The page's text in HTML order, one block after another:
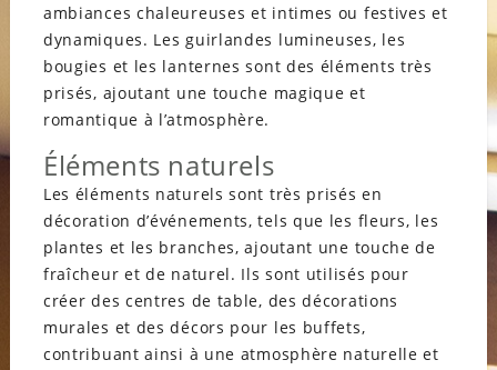
ambiances chaleureuses et intimes ou festives et
dynamiques. Les guirlandes lumineuses, les
bougies et les lanternes sont des éléments très
prisés, ajoutant une touche magique et
romantique à l’atmosphère.
Éléments naturels
Les éléments naturels sont très prisés en
décoration d’événements, tels que les fleurs, les
plantes et les branches, ajoutant une touche de
fraîcheur et de naturel. Ils sont utilisés pour
créer des centres de table, des décorations
murales et des décors pour les buffets,
contribuant ainsi à une atmosphère naturelle et